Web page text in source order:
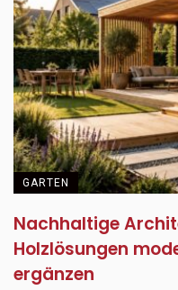
GARTEN
Nachhaltige
Holzlösungen
ergänzen